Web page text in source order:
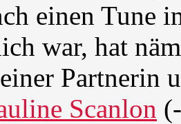
einen Tune
war, hat
Partnerin
Scanlon